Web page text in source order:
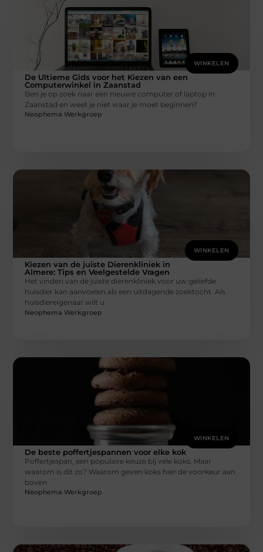
WINKELEN
De Ultieme Gids voor het Kiezen van een
Computerwinkel in Zaanstad
Ben je op zoek naar een nieuwe computer of laptop in
Zaanstad en weet je niet waar je moet beginnen?
Neophema Werkgroep
WINKELEN
Kiezen van de juiste Dierenkliniek in
Almere: Tips en Veelgestelde Vragen
Het vinden van de juiste dierenkliniek voor uw geliefde
huisdier kan aanvoelen als een uitdagende zoektocht. Als
huisdiereigenaar wilt u
Neophema Werkgroep
WINKELEN
De beste poffertjespannen voor elke kok
Poffertjespan, een populaire keuze bij vele koks. Maar
waarom is dit zo? Waarom geven koks hier de voorkeur aan
boven
Neophema Werkgroep